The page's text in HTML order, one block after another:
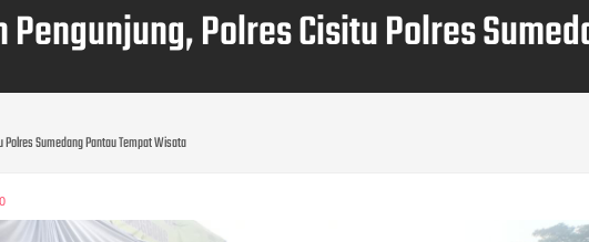
Pengunjung, Polres Cisitu Polres
Sumedang Pantau Tempat Wisata
0